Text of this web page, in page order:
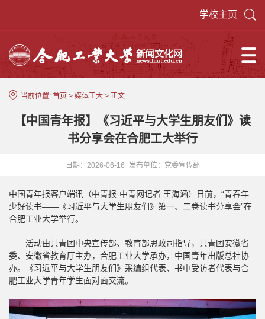
学校主页
当前位置: 首页 > 媒体工大 > 正文
【中国青年报】《习近平与大学生朋友们》读
书分享会在合肥工大举行
日期：2026-06-16 发布单位：党委宣传部
中国青年报客户端讯（中青报·中青网记者 王海涵）日前，“青春年
少好读书——《习近平与大学生朋友们》第一、二卷读书分享会”在
合肥工业大学举行。
活动由共青团中央宣传部、教育部思政司指导，共青团安徽省
委、安徽省教育厅主办，合肥工业大学承办，中国青年出版总社协
办。《习近平与大学生朋友们》采编组代表、书中受访者代表与合
肥工业大学青年学生面对面交流。